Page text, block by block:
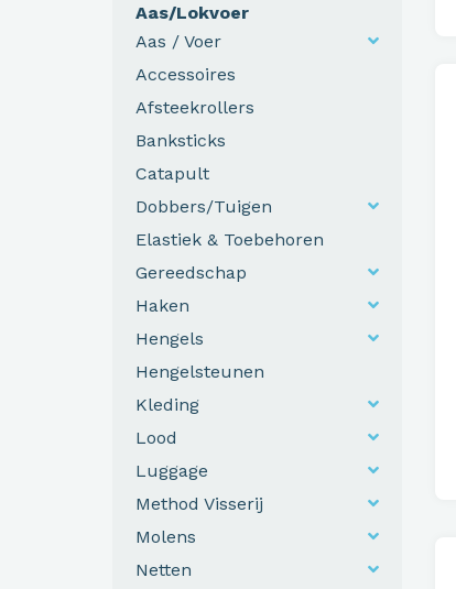
Aas/Lokvoer
Aas / Voer
Accessoires
Afsteekrollers
Banksticks
Catapult
Dobbers/Tuigen
Elastiek & Toebehoren
Gereedschap
Haken
Hengels
Hengelsteunen
Kleding
Lood
Luggage
Method Visserij
Molens
Netten